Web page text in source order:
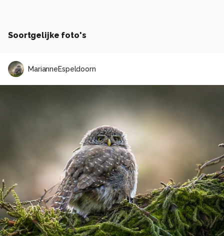
Soortgelijke foto's
MarianneEspeldoorn